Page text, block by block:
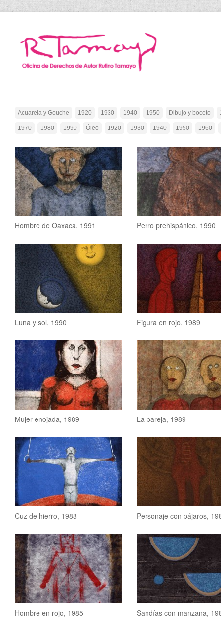
Acuarela y Gouche 1920 1930 1940 1950 Dibujo y boceto
1970 1980 1990 Óleo 1920 1930 1940 1950 1960
Hombre de Oaxaca, 1991 Perro prehispánico, 1990
Luna y sol, 1990 Figura en rojo, 1989
Mujer enojada, 1989 La pareja, 1989
Cuz de hierro, 1988 Personaje con pájaros,
Hombre en rojo, 1985 Sandías con manzana,